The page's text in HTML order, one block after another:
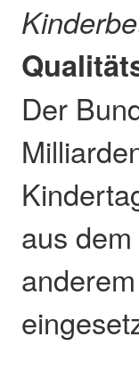
Der
aus